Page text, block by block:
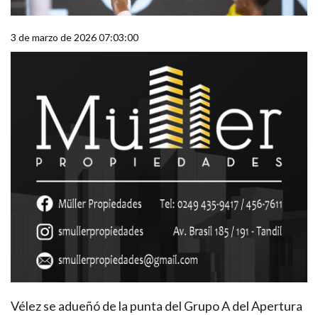
3 de marzo de 2026 07:03:00
Vélez se adueñó de la punta del Grupo A del Apertura